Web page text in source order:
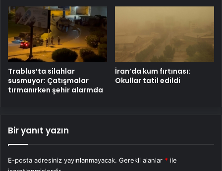
Trablus’ta silahlar
susmuyor: Çatışmalar
tırmanırken şehir alarmda
İran’da kum fırtınası:
Okullar tatil edildi
Bir yanıt yazın
E-posta adresiniz yayınlanmayacak. Gerekli alanlar * ile